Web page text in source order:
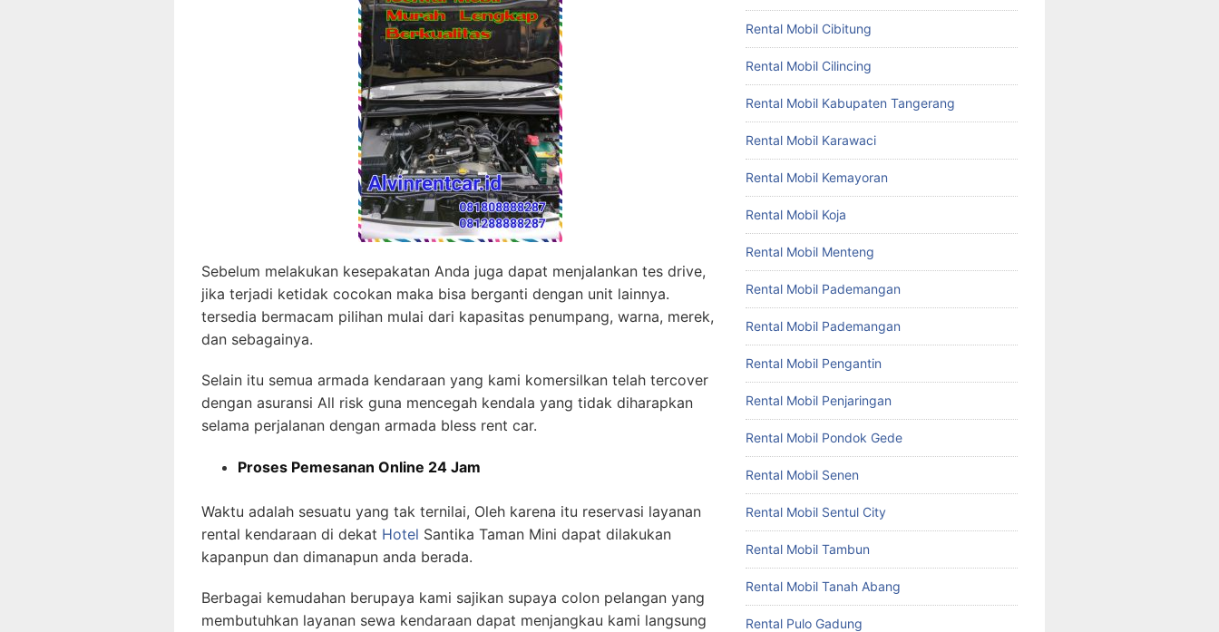
Sebelum melakukan kesepakatan Anda juga dapat menjalankan tes drive,
jika terjadi ketidak cocokan maka bisa berganti dengan unit lainnya.
tersedia bermacam pilihan mulai dari kapasitas penumpang, warna, merek,
dan sebagainya.
Selain itu semua armada kendaraan yang kami komersilkan telah tercover
dengan asuransi All risk guna mencegah kendala yang tidak diharapkan
selama perjalanan dengan armada bless rent car.
Proses Pemesanan Online 24 Jam
Waktu adalah sesuatu yang tak ternilai, Oleh karena itu reservasi layanan
rental kendaraan di dekat Hotel Santika Taman Mini dapat dilakukan
kapanpun dan dimanapun anda berada.
Berbagai kemudahan berupaya kami sajikan supaya colon pelangan yang
membutuhkan layanan sewa kendaraan dapat menjangkau kami langsung
Rental Mobil Cibitung
Rental Mobil Cilincing
Rental Mobil Kabupaten Tangerang
Rental Mobil Karawaci
Rental Mobil Kemayoran
Rental Mobil Koja
Rental Mobil Menteng
Rental Mobil Pademangan
Rental Mobil Pademangan
Rental Mobil Pengantin
Rental Mobil Penjaringan
Rental Mobil Pondok Gede
Rental Mobil Senen
Rental Mobil Sentul City
Rental Mobil Tambun
Rental Mobil Tanah Abang
Rental Pulo Gadung